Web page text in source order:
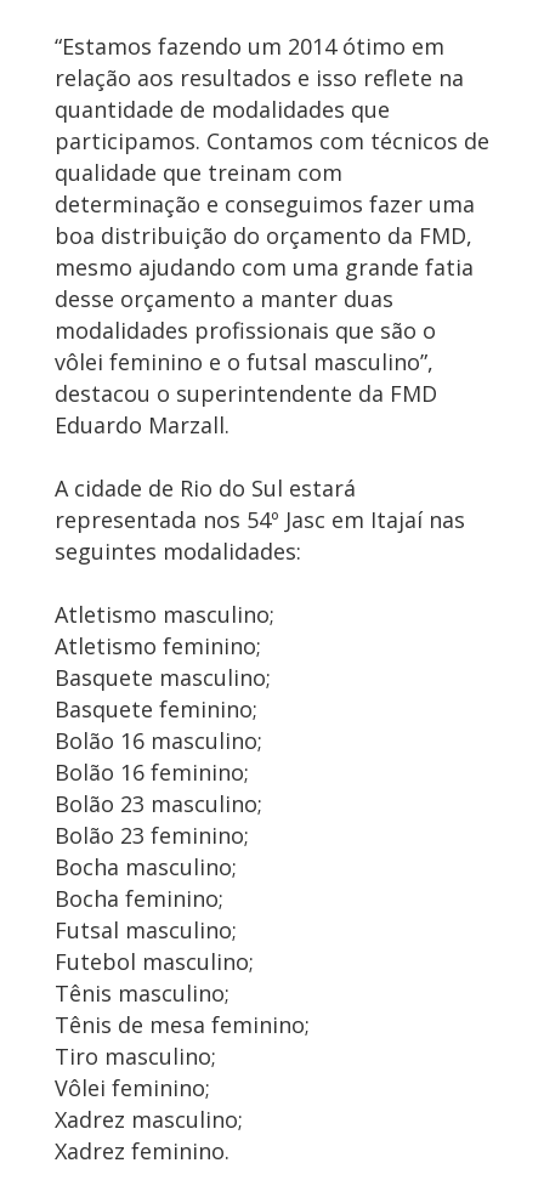
“Estamos fazendo um 2014 ótimo em
relação aos resultados e isso reflete na
quantidade de modalidades que
participamos. Contamos com técnicos de
qualidade que treinam com
determinação e conseguimos fazer uma
boa distribuição do orçamento da FMD,
mesmo ajudando com uma grande fatia
desse orçamento a manter duas
modalidades profissionais que são o
vôlei feminino e o futsal masculino”,
destacou o superintendente da FMD
Eduardo Marzall.
A cidade de Rio do Sul estará
representada nos 54º Jasc em Itajaí nas
seguintes modalidades:
Atletismo masculino;
Atletismo feminino;
Basquete masculino;
Basquete feminino;
Bolão 16 masculino;
Bolão 16 feminino;
Bolão 23 masculino;
Bolão 23 feminino;
Bocha masculino;
Bocha feminino;
Futsal masculino;
Futebol masculino;
Tênis masculino;
Tênis de mesa feminino;
Tiro masculino;
Vôlei feminino;
Xadrez masculino;
Xadrez feminino.